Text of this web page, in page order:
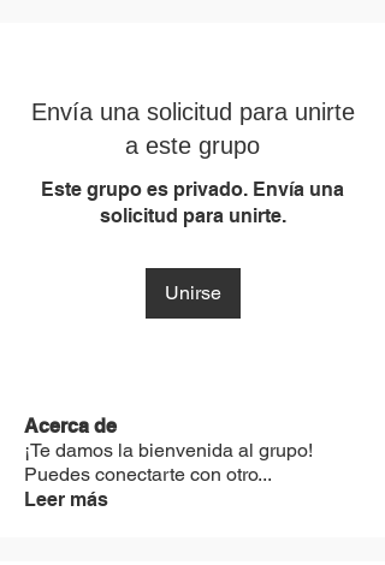
Envía una solicitud para unirte
a este grupo
Este grupo es privado. Envía una
solicitud para unirte.
Unirse
Acerca de
¡Te damos la bienvenida al grupo!
Puedes conectarte con otro...
Leer más